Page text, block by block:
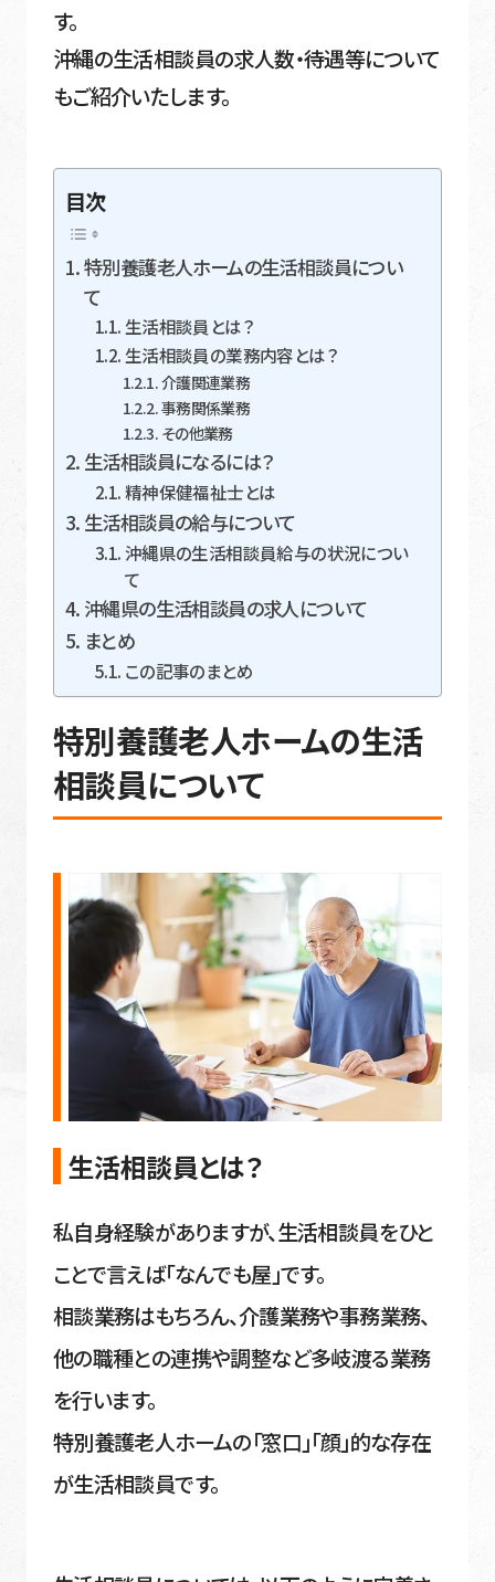
す。
沖縄の生活相談員の求人数・待遇等について
もご紹介いたします。
目次
特別養護老人ホームの生活相談員につい
て
生活相談員とは？
生活相談員の業務内容とは？
介護関連業務
事務関係業務
その他業務
生活相談員になるには？
精神保健福祉士とは
生活相談員の給与について
沖縄県の生活相談員給与の状況につい
て
沖縄県の生活相談員の求人について
まとめ
この記事のまとめ
特別養護老人ホームの生活
相談員について
生活相談員とは？
私自身経験がありますが、生活相談員をひと
ことで言えば「なんでも屋」です。
相談業務はもちろん、介護業務や事務業務、
他の職種との連携や調整など多岐渡る業務
を行います。
特別養護老人ホームの「窓口」「顔」的な存在
が生活相談員です。